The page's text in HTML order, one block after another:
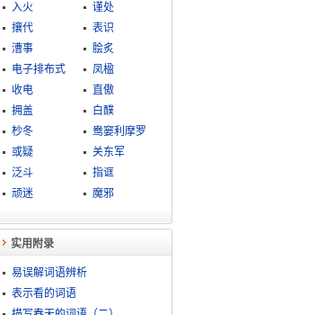
入火
谨处
攘代
表识
漕事
脍炙
电子排布式
凤楹
收电
直傲
拥盖
白醭
杪冬
鸯窭利摩罗
或疑
关东军
泛斗
指诓
顽迷
魔邪
实用附录
易误解词语辨析
表示看的词语